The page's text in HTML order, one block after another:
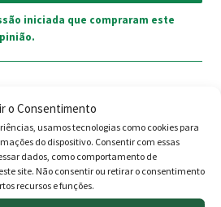
o Consentimento
usamos tecnologias como cookies para
do dispositivo. Consentir com essas
dados, como comportamento de
site. Não consentir ou retirar o consentimento
recursos e funções.
iniciada que compraram este